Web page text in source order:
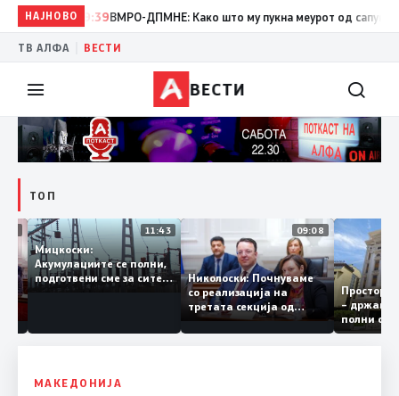
НАЈНОВО
19:39 ВМРО-ДПМНЕ: Како што му пукна меурот од сапуница
ТВ АЛФА ВЕСТИ
ВЕСТИ
ТОП
12:03
за
11:43
Мицкоски:
Акумулациите се полни,
подготвени сме за сите
ризици, не размислување
09:08
Николоски: Почнуваме
со реализација на
третата секција од
железничкиот Коридор
8, Македонија станува
–
полни
МАКЕДОНИЈА